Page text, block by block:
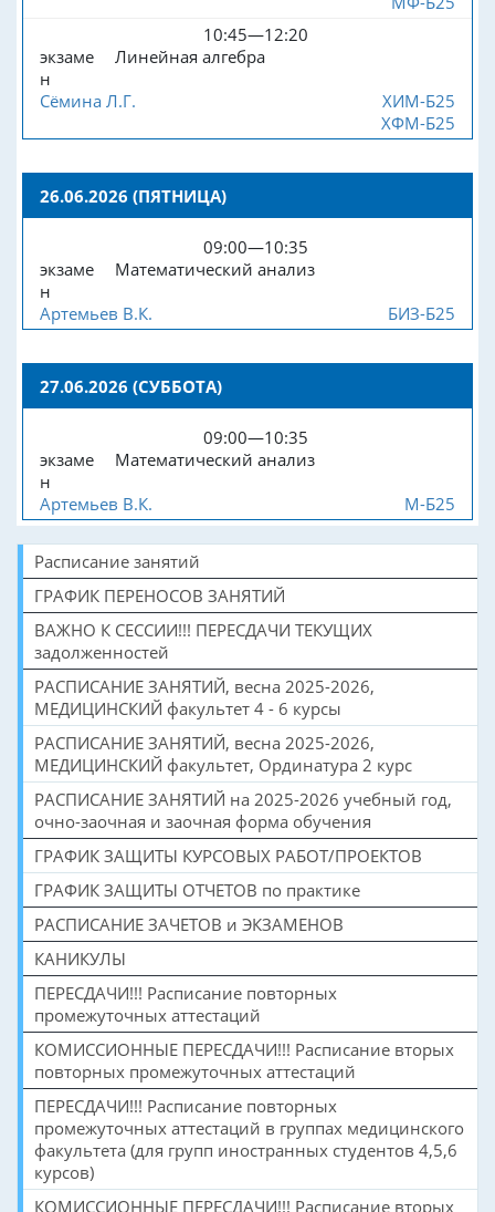
10:45—12:20
экзаме
н
Линейная алгебра
Сёмина Л.Г.
ХИМ-Б25
ХФМ-Б25
26.06.2026 (ПЯТНИЦА)
09:00—10:35
экзаме
н
Математический анализ
Артемьев В.К.
БИЗ-Б25
27.06.2026 (СУББОТА)
09:00—10:35
экзаме
н
Математический анализ
Артемьев В.К.
М-Б25
Расписание занятий
ГРАФИК ПЕРЕНОСОВ ЗАНЯТИЙ
ВАЖНО К СЕССИИ!!! ПЕРЕСДАЧИ ТЕКУЩИХ
задолженностей
РАСПИСАНИЕ ЗАНЯТИЙ, весна 2025-2026,
МЕДИЦИНСКИЙ факультет 4 - 6 курсы
РАСПИСАНИЕ ЗАНЯТИЙ, весна 2025-2026,
МЕДИЦИНСКИЙ факультет, Ординатура 2 курс
РАСПИСАНИЕ ЗАНЯТИЙ на 2025-2026 учебный год,
очно-заочная и заочная форма обучения
ГРАФИК ЗАЩИТЫ КУРСОВЫХ РАБОТ/ПРОЕКТОВ
ГРАФИК ЗАЩИТЫ ОТЧЕТОВ по практике
РАСПИСАНИЕ ЗАЧЕТОВ и ЭКЗАМЕНОВ
КАНИКУЛЫ
ПЕРЕСДАЧИ!!! Расписание повторных
промежуточных аттестаций
КОМИССИОННЫЕ ПЕРЕСДАЧИ!!! Расписание вторых
повторных промежуточных аттестаций
ПЕРЕСДАЧИ!!! Расписание повторных
промежуточных аттестаций в группах медицинского
факультета (для групп иностранных студентов 4,5,6
курсов)
КОМИССИОННЫЕ ПЕРЕСДАЧИ!!! Расписание вторых